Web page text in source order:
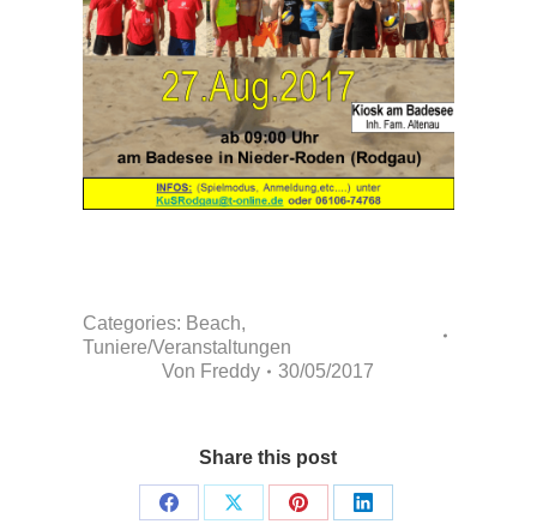
Categories: Beach,
Tuniere/Veranstaltungen
Von Freddy 30/05/2017
Share this post
Share
Share
Share
Share